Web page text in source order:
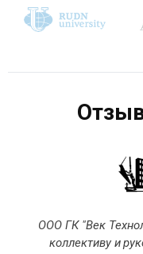
ООО ГК "Век
коллективу и